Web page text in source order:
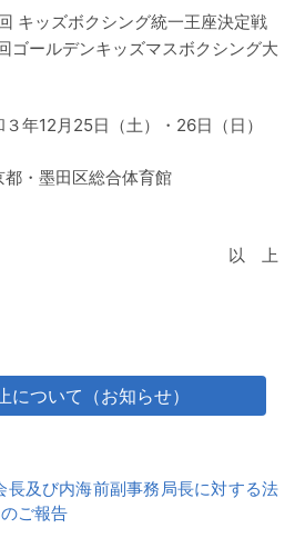
ッズボクシング統一王座決定戦
キッズマスボクシング大
年12月25日（土）・26日（日）
・墨田区総合体育館
以 上
について（お知らせ）
長及び内海前副事務局長に対する法
ご報告